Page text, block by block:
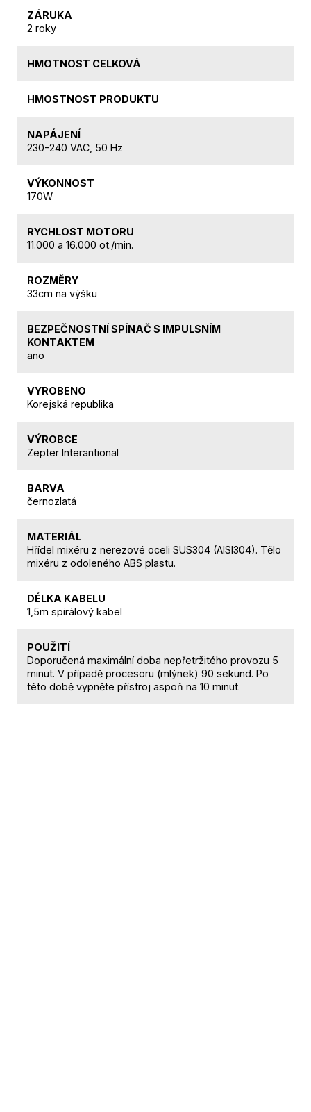
ZÁRUKA
2 roky
HMOTNOST CELKOVÁ
HMOSTNOST PRODUKTU
NAPÁJENÍ
230-240 VAC, 50 Hz
VÝKONNOST
170W
RYCHLOST MOTORU
11.000 a 16.000 ot./min.
ROZMĚRY
33cm na výšku
BEZPEČNOSTNÍ SPÍNAČ S IMPULSNÍM
KONTAKTEM
ano
VYROBENO
Korejská republika
VÝROBCE
Zepter Interantional
BARVA
černozlatá
MATERIÁL
Hřídel mixéru z nerezové oceli SUS304 (AISI304). Tělo
mixéru z odoleného ABS plastu.
DÉLKA KABELU
1,5m spirálový kabel
POUŽITÍ
Doporučená maximální doba nepřetržitého provozu 5
minut. V případě procesoru (mlýnek) 90 sekund. Po
této době vypněte přístroj aspoň na 10 minut.